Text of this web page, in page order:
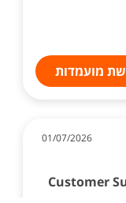
מועמדות
01/07/2026
Customer